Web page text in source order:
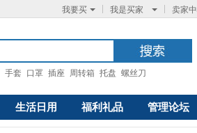
我要买 我是买家 卖家
手套 口罩 插座 周转箱 托盘 螺丝刀
生活日用 福利礼品 管理论坛